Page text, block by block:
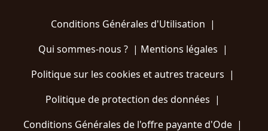
Conditions Générales d'Utilisation |
Qui sommes-nous ?| Mentions légales |
Politique sur les cookies et autres traceurs |
Politique de protection des données |
Conditions Générales de l'offre payante d'Ode |